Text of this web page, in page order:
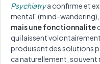
Psychiatrya confirme et
mental" (mind-wandering),
mais une fonctionnalite
qui laissent
produisent des solutions
ca naturellement, souvent